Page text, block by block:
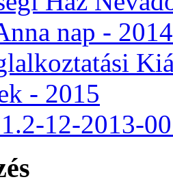
nap - 2014
- 2015
12-2013-